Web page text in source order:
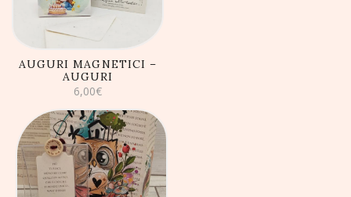
AUGURI MAGNETICI –
AUGURI
6,00€
AGGIUNGI AL
CARRELLO